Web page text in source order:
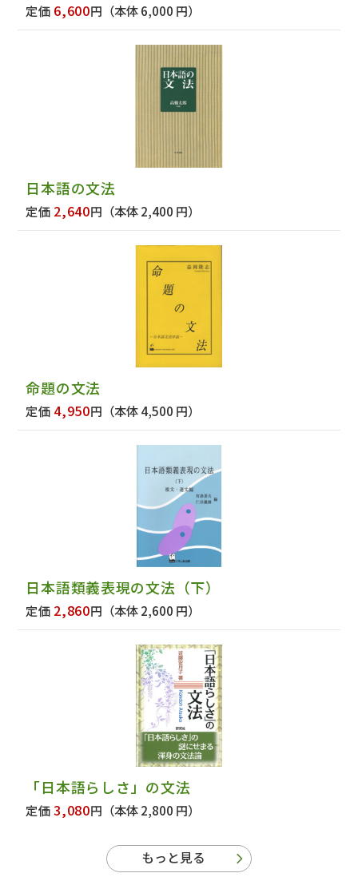
定価 6,600円 （本体 6,000 円）
日本語の文法
定価 2,640円 （本体 2,400 円）
命題の文法
定価 4,950円 （本体 4,500 円）
日本語類義表現の文法（下）
定価 2,860円 （本体 2,600 円）
「日本語らしさ」の文法
定価3,080円 （本体 2,800 円）
もっと見る